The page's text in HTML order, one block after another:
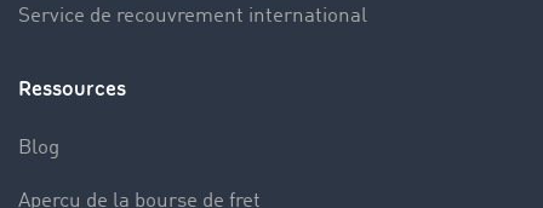
Service de recouvrement international
Ressources
Blog
Aperçu de la bourse de fret